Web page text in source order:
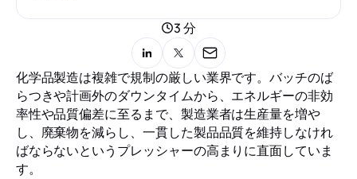
化学品製造は複雑で規制の厳しい業界です。バッチのば
らつきや計画外のダウンタイムから、エネルギーの非効
率性や品質偏差に至るまで、製造業者は生産量を増や
し、廃棄物を減らし、一貫した製品品質を維持しなけれ
ばならないというプレッシャーの高まりに直面していま
す。
3 分